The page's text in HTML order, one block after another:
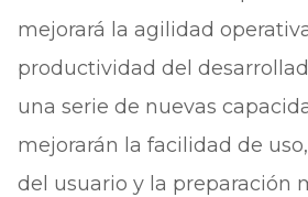
mejorará la agilidad
productividad del
una serie de nuevas
mejorarán la facilidad de
del usuario y la preparación